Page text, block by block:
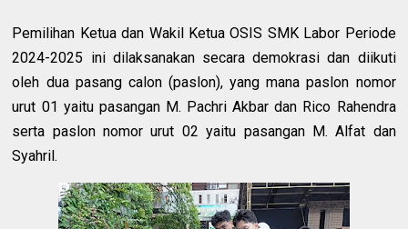
Pemilihan Ketua dan Wakil Ketua OSIS SMK Labor Periode
2024-2025 ini dilaksanakan secara demokrasi dan diikuti
oleh dua pasang calon (paslon), yang mana paslon nomor
urut 01 yaitu pasangan M. Pachri Akbar dan Rico Rahendra
serta paslon nomor urut 02 yaitu pasangan M. Alfat dan
Syahril.